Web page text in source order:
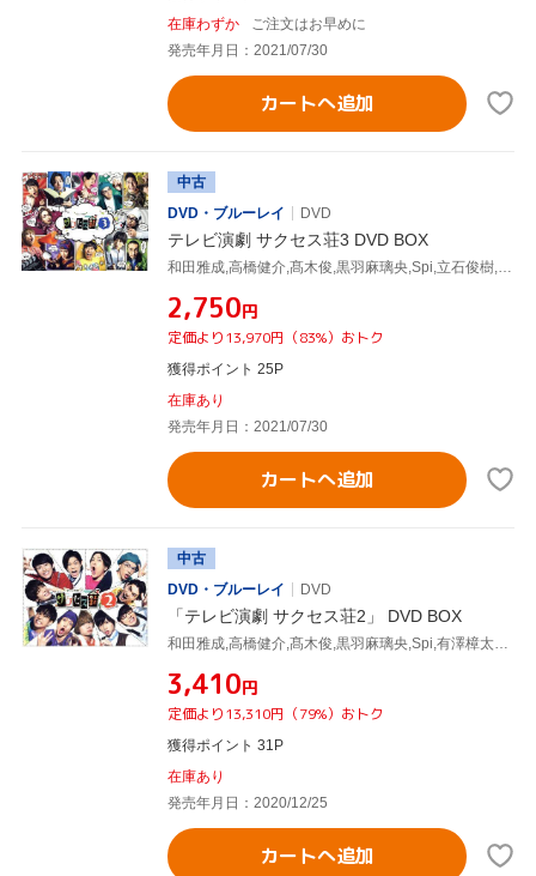
在庫わずか
ご注文はお早めに
発売年月日：2021/07/30
カートへ追加
中古
DVD・ブルーレイ
DVD
テレビ演劇 サクセス荘3 DVD BOX
¥2,750円
定価より13,970円（83%）おトク
獲得ポイント 25P
在庫あり
発売年月日：2021/07/30
カートへ追加
中古
DVD・ブルーレイ
DVD
「テレビ演劇 サクセス荘2」 DVD BOX
¥3,410円
定価より13,310円（79%）おトク
獲得ポイント 31P
在庫あり
発売年月日：2020/12/25
カートへ追加